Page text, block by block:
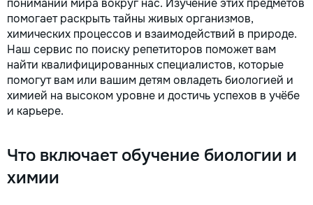
la fiecare detaliu. Contactați-ne
pentru o consultație gratuită și un
deviz fără obligații: 069 376 542
+373 603 31 178 Viber | WhatsApp
| Telegram Disponibili zilnic pentru
consultații și programări. Deviz
gratuit Consultanță profesională
Soluții pentru orice buget
ideile în locuințe confortabile,
moderne și funcționale! Calitatea
noastră – liniștea și confortul
понимании мира вокруг нас. Изучение этих предметов
помогает раскрыть тайны живых организмов,
химических процессов и взаимодействий в природе.
Наш сервис по поиску репетиторов поможет вам
найти квалифицированных специалистов, которые
помогут вам или вашим детям овладеть биологией и
химией на высоком уровне и достичь успехов в учёбе
и карьере.
Что включает обучение биологии и
химии